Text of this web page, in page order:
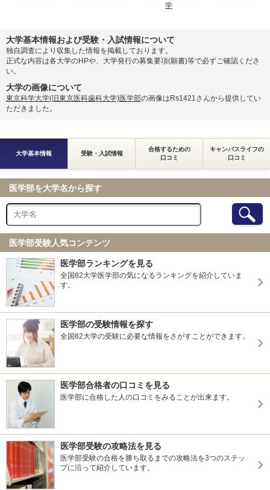
学
大学基本情報および受験・入試情報について
独自調査により収集した情報を掲載しております。
正式な内容は各大学のHPや、大学発行の募集要項(願書)等で必ずご確認くださ
い。
大学の画像について
東京科学大学(旧東京医科歯科大学)医学部の画像はRs1421さんから提供してい
ただきました。
大学基本情報 受験・入試情報
合格するための
口コミ
キャンパスライフの
口コミ
医学部を大学名から探す
医学部受験人気コンテンツ
医学部ランキングを見る
全国82大学医学部の気になるランキングを紹介していま
す。
医学部の受験情報を探す
全国82大学の受験に必要な情報をさがすことができます。
医学部合格者の口コミを見る
医学部に合格した人の口コミをみることが出来ます。
医学部受験の攻略法を見る
医学部受験の合格を勝ち取るまでの攻略法を3つのステッ
プに沿って紹介しています。